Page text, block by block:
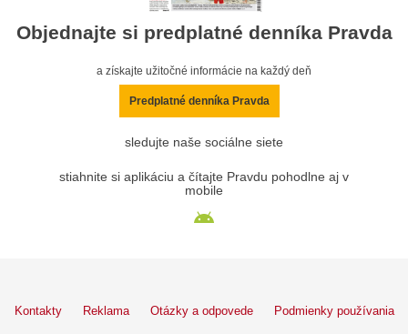
Objednajte si predplatné denníka Pravda
a získajte užitočné informácie na každý deň
Predplatné denníka Pravda
sledujte naše sociálne siete
stiahnite si aplikáciu a čítajte Pravdu pohodlne aj v
mobile
Kontakty Reklama Otázky a odpovede Podmienky používania